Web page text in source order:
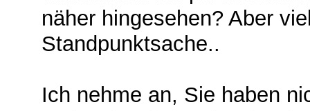
näher hingesehen? Aber
Standpunktsache..
Ich nehme an, Sie haben